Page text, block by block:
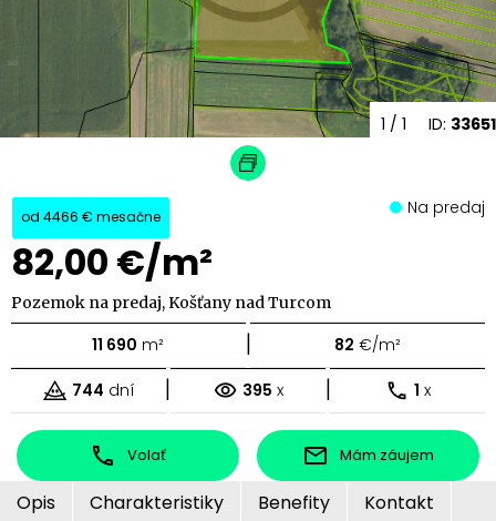
ID: 33651
1 / 1
od 4466 € mesačne
82,00 €/m²
Na predaj
Pozemok na predaj, Košťany nad Turcom
11 690 m² | 82 €/m²
744 dní | 395 x | 1 x
Volať Mám záujem
Opis Charakteristiky Benefity Kontakt